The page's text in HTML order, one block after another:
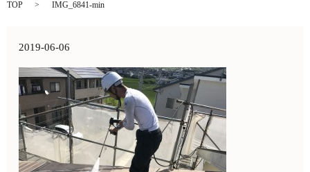
TOP IMG_6841-min
2019-06-06